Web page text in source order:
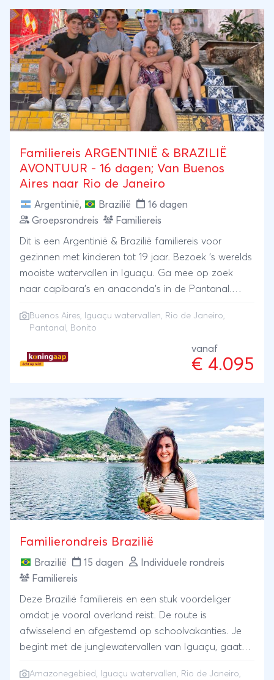
Familiereis ARGENTINIË & BRAZILIË
AVONTUUR - 16 dagen; Van Buenos
Aires naar Rio de Janeiro
Argentinië, Brazilië
16 dagen
Groepsrondreis
Familiereis
Dit is een Argentinië & Brazilië familiereis voor
gezinnen met kinderen tot 19 jaar. Bezoek 's werelds
mooiste watervallen in Iguaçu. Ga mee op zoek
naar capibara's en anaconda's in de Pantanal.
Zoetwatersnorkelen is bijna nergens zo mooi als in
en eindig je je reis in twee fantastische steden. In
Buenos Aires dwaal je door historische wijken en
biefstuk. Eindigen doe je in een van de mooist
denkbare steden. Bruisend Rio de Janeiro zal je elk
moment van de dag betoveren met zijn baaien,
goudgele stranden en vele bezienswaardigheden.
Buenos Aires, Iguaçu watervallen, Rio de Janeiro,
Pantanal , Bonito
vanaf
€ 4.095
Familierondreis Brazilië
Brazilië 15 dagen
Individuele rondreis
Familiereis
Deze Brazilië familiereis en een stuk voordeliger
omdat je vooral overland reist. De route is
afwisselend en afgestemd op schoolvakanties. Je
begint met de junglewatervallen van Iguaçu, gaat
Amazonegebied , Iguaçu watervallen, Rio de Janeiro,